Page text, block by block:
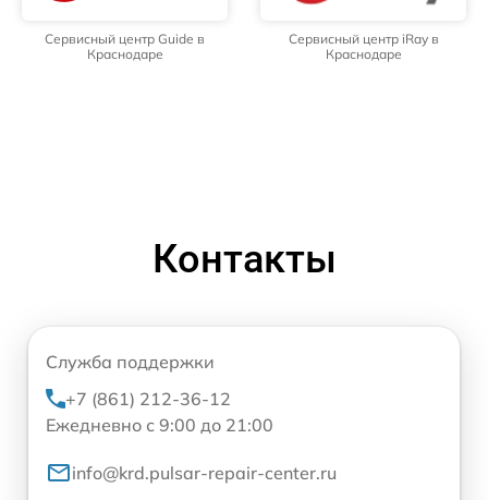
Сервисный центр Guide в
Краснодаре
Сервисный центр iRay в
Краснодаре
Контакты
Служба поддержки
+7 (861) 212-36-12
Ежедневно с 9:00 до 21:00
info@krd.pulsar-repair-center.ru